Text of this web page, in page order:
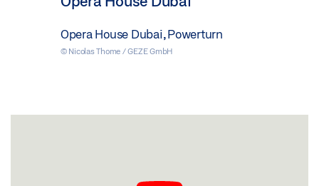
Opera House Dubai, Powerturn
© Nicolas Thome / GEZE GmbH